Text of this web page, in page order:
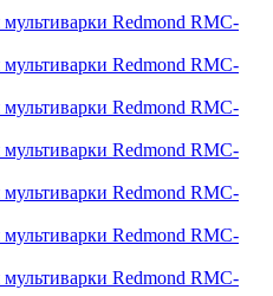
мультиварки Redmond RMC-
мультиварки Redmond RMC-
мультиварки Redmond RMC-
мультиварки Redmond RMC-
мультиварки Redmond RMC-
мультиварки Redmond RMC-
мультиварки Redmond RMC-